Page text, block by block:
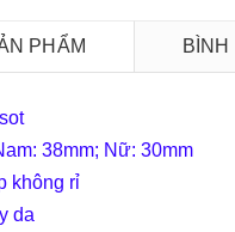
PHẨM
38mm; Nữ: 30mm
không rỉ
da